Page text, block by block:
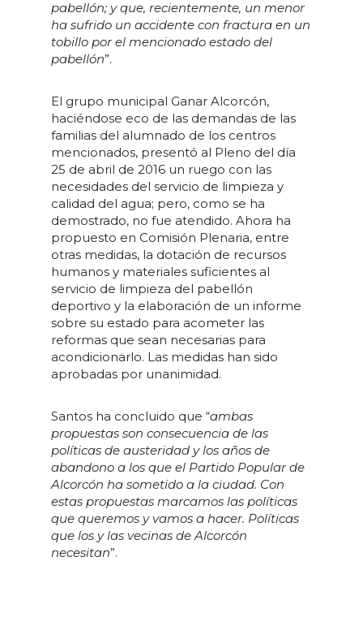
pabellón; y que, recientemente, un menor
ha sufrido un accidente con fractura en un
tobillo por el mencionado estado del
pabellón”.
El grupo municipal Ganar Alcorcón,
haciéndose eco de las demandas de las
familias del alumnado de los centros
mencionados, presentó al Pleno del día
25 de abril de 2016 un ruego con las
necesidades del servicio de limpieza y
calidad del agua; pero, como se ha
demostrado, no fue atendido. Ahora ha
propuesto en Comisión Plenaria, entre
otras medidas, la dotación de recursos
humanos y materiales suficientes al
servicio de limpieza del pabellón
deportivo y la elaboración de un informe
sobre su estado para acometer las
reformas que sean necesarias para
acondicionarlo. Las medidas han sido
aprobadas por unanimidad.
Santos ha concluido que “ambas
propuestas son consecuencia de las
políticas de austeridad y los años de
abandono a los que el Partido Popular de
Alcorcón ha sometido a la ciudad. Con
estas propuestas marcamos las políticas
que queremos y vamos a hacer. Políticas
que los y las vecinas de Alcorcón
necesitan”.